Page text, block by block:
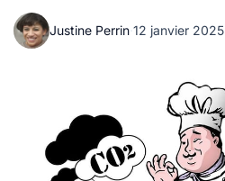
Justine Perrin·12 janvier 2025